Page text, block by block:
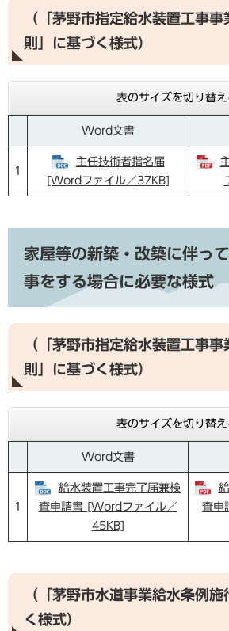
（「茅野市指定給水装置工事
則」に基づく様式）
表のサイズを切り替え
Word文書
1
主任技術者指名届
[Wordファイル／37KB]
家屋等の新築・改築に伴っ
事をする場合に必要な様式
（「茅野市指定給水装置工事
則」に基づく様式）
表のサイズを切り替え
Word文書
1
給水装置工事完了届兼検
査申請書 [Wordファイル／
45KB]
査申
（「茅野市水道事業給水条例
く様式）